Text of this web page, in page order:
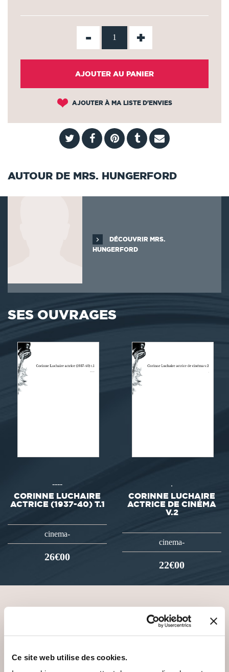
Ce site web utilise des cookies.
- +
AJOUTER AU PANIER
AJOUTER À MA LISTE D'ENVIES
AUTOUR DE MRS. HUNGERFORD
DÉCOUVRIR MRS.
HUNGERFORD
SES OUVRAGES
----
CORINNE LUCHAIRE
ACTRICE (1937-40) T.1
cinema-
26€00
.
CORINNE LUCHAIRE
ACTRICE DE CINÉMA
V.2
cinema-
22€00
VOUS AIMEREZ AUSSI